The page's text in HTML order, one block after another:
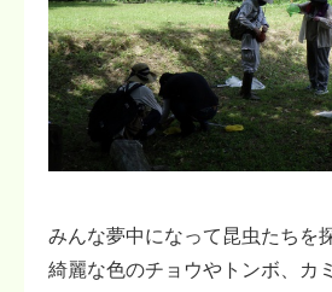
みんな夢中になって昆虫たちを
綺麗な色のチョウやトンボ、カ